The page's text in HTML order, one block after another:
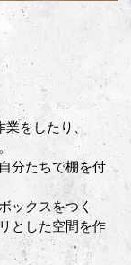
をしたり、
分たちで棚を付
ックスをつく
とした空間を作